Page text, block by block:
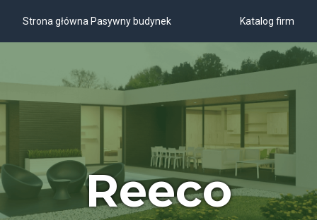
Strona główna Pasywny budynek Katalog firm
Reeco